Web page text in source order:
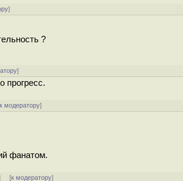
]
?
]
прогресс.
к модератору]
фанатом.
[к модератору]